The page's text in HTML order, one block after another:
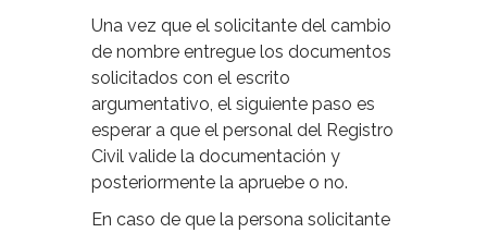
Una vez que el solicitante del cambio
de nombre entregue los documentos
solicitados con el escrito
argumentativo, el siguiente paso es
esperar a que el personal del Registro
Civil valide la documentación y
posteriormente la apruebe o no.
En caso de que la persona solicitante